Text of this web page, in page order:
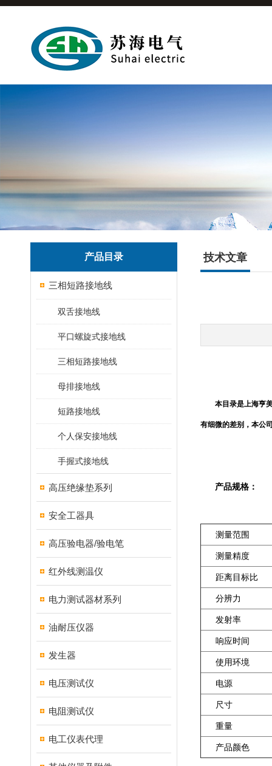
产品目录
三相短路接地线
双舌接地线
平口螺旋式接地线
三相短路接地线
母排接地线
短路接地线
个人保安接地线
手握式接地线
高压绝缘垫系列
安全工器具
高压验电器/验电笔
红外线测温仪
电力测试器材系列
油耐压仪器
发生器
电压测试仪
电阻测试仪
电工仪表代理
技术文章
本目录是上海亨
有细微的差别，本公
产品规格：
测量范围
测量精度
距离目标比
分辨力
发射率
响应时间
使用环境
电源
尺寸
重量
产品颜色